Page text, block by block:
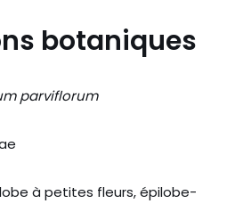
botaniques
parviflorum
à petites fleurs, épilobe-